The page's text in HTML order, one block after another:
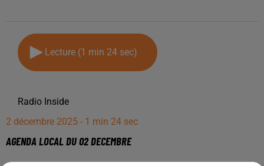
Lecture (1 min 24 sec)
Radio Inside
2 décembre 2025 - 1 min 24 sec
AGENDA LOCAL DU 02 DECEMBRE